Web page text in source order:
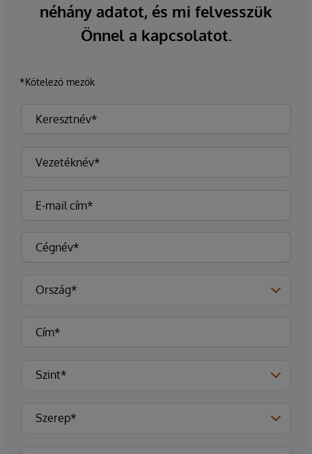
néhány adatot, és mi felvesszük
Önnel a kapcsolatot.
*Kötelező mezők